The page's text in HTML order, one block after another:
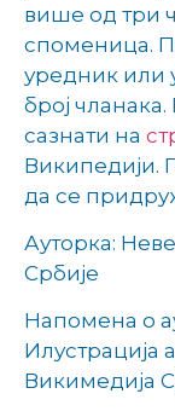
више од три
споменица.
уредник или
број
сазнати на
Википедији.
да се
Ауторка:
Србије
Напомена о
Илустрација
Викимедија